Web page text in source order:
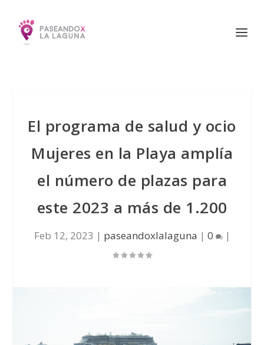
El programa de salud y ocio
Mujeres en la Playa amplía
el número de plazas para
este 2023 a más de 1.200
Feb 12, 2023 | paseandoxlalaguna | 0 |